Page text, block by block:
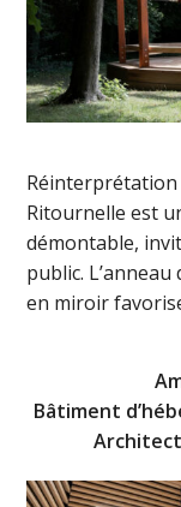
Réinterprétation
Ritournelle est
démontable,
public.
en miroir
Bâtiment